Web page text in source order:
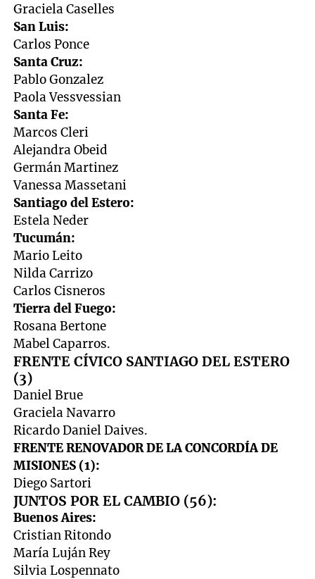
Graciela Caselles
San Luis:
Carlos Ponce
Santa Cruz:
Pablo Gonzalez
Paola Vessvessian
Santa Fe:
Marcos Cleri
Alejandra Obeid
Germán Martinez
Vanessa Massetani
Santiago del Estero:
Estela Neder
Tucumán:
Mario Leito
Nilda Carrizo
Carlos Cisneros
Tierra del Fuego:
Rosana Bertone
Mabel Caparros.
FRENTE CÍVICO SANTIAGO DEL ESTERO
(3)
Daniel Brue
Graciela Navarro
Ricardo Daniel Daives.
FRENTE RENOVADOR DE LA CONCORDÍA DE
MISIONES (1):
Diego Sartori
JUNTOS POR EL CAMBIO (56):
Buenos Aires:
Cristian Ritondo
María Luján Rey
Silvia Lospennato